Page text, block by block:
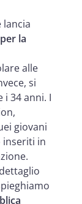
per le
lancia
per la
alle
si
i 34 anni. I
giovani
inseriti in